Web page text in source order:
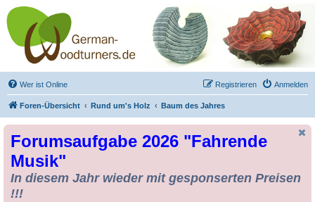
Drechseln und
Kunsthandwerk -
German-Woodturners
*Forum Sauerland*
Der Treffpunkt für Drechsler und Freunde des Kunsthandwerks
Wer ist Online Anmelden
Registrieren
Foren-Übersicht Rund um's Holz Baum des Jahres
Forumsaufgabe 2026 "Fahrende
Musik"
In diesem Jahr wieder mit gesponserten Preisen
!!!